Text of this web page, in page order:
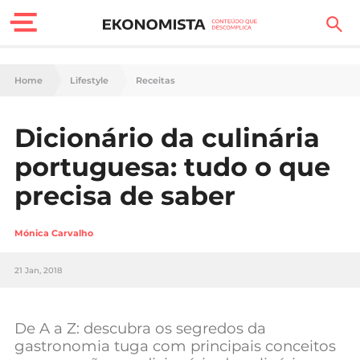
Finanças Pessoais
Carreira
Casa
Lifestyle
Sociedade
Negócios
Home Lifestyle Receitas
Dicionário da culinária
portuguesa: tudo o que
precisa de saber
Mónica Carvalho
21 Jan, 2018
De A a Z: descubra os segredos da
gastronomia tuga com principais conceitos